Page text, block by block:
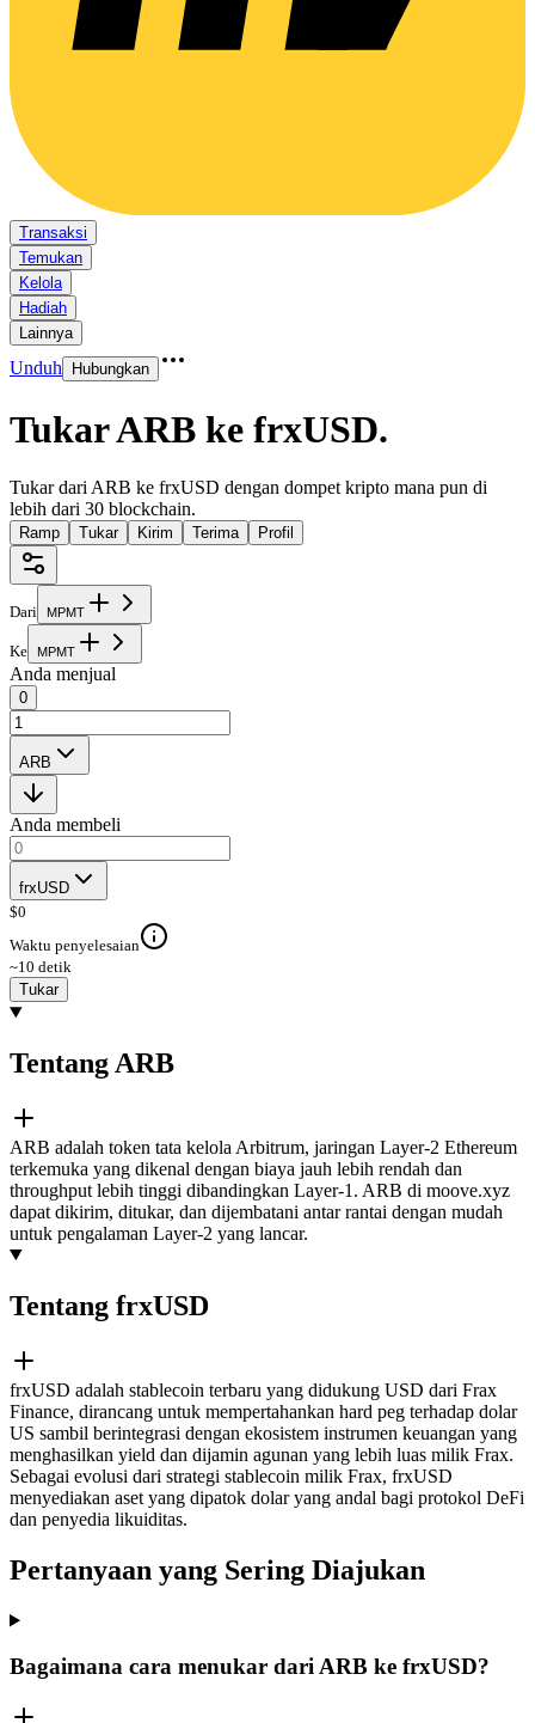
Transaksi
Temukan
Kelola
Hadiah
Lainnya
Unduh Hubungkan
Tukar ARB ke frxUSD.
Tukar dari ARB ke frxUSD dengan dompet kripto mana pun di
lebih dari 30 blockchain.
Ramp Tukar Kirim Terima Profil
Dari MPMT
Ke MPMT
Anda menjual
0
ARB
Anda membeli
frxUSD
$0
Waktu penyelesaian
~10 detik
Tukar
Tentang ARB
ARB adalah token tata kelola Arbitrum, jaringan Layer-2 Ethereum
terkemuka yang dikenal dengan biaya jauh lebih rendah dan
throughput lebih tinggi dibandingkan Layer-1. ARB di moove.xyz
dapat dikirim, ditukar, dan dijembatani antar rantai dengan mudah
untuk pengalaman Layer-2 yang lancar.
Tentang frxUSD
frxUSD adalah stablecoin terbaru yang didukung USD dari Frax
Finance, dirancang untuk mempertahankan hard peg terhadap dolar
US sambil berintegrasi dengan ekosistem instrumen keuangan yang
menghasilkan yield dan dijamin agunan yang lebih luas milik Frax.
Sebagai evolusi dari strategi stablecoin milik Frax, frxUSD
menyediakan aset yang dipatok dolar yang andal bagi protokol DeFi
dan penyedia likuiditas.
Pertanyaan yang Sering Diajukan
Bagaimana cara menukar dari ARB ke frxUSD?